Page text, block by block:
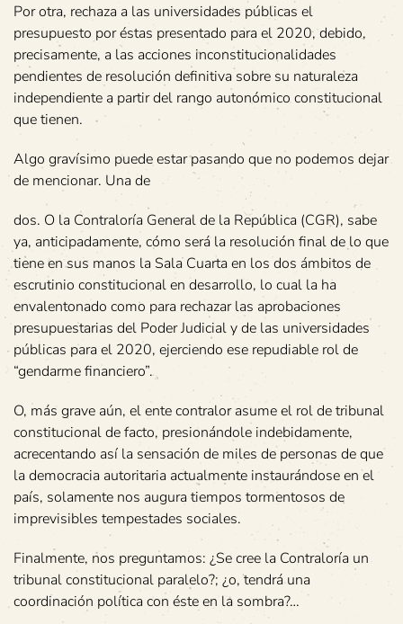
Por otra, rechaza a las universidades públicas el
presupuesto por éstas presentado para el 2020, debido,
precisamente, a las acciones inconstitucionalidades
pendientes de resolución definitiva sobre su naturaleza
independiente a partir del rango autonómico constitucional
que tienen.
Algo gravísimo puede estar pasando que no podemos dejar
de mencionar. Una de
dos. O la Contraloría General de la República (CGR), sabe
ya, anticipadamente, cómo será la resolución final de lo que
tiene en sus manos la Sala Cuarta en los dos ámbitos de
escrutinio constitucional en desarrollo, lo cual la ha
envalentonado como para rechazar las aprobaciones
presupuestarias del Poder Judicial y de las universidades
públicas para el 2020, ejerciendo ese repudiable rol de
“gendarme financiero”.
O, más grave aún, el ente contralor asume el rol de tribunal
constitucional de facto, presionándole indebidamente,
acrecentando así la sensación de miles de personas de que
la democracia autoritaria actualmente instaurándose en el
país, solamente nos augura tiempos tormentosos de
imprevisibles tempestades sociales.
Finalmente, nos preguntamos: ¿Se cree la Contraloría un
tribunal constitucional paralelo?; ¿o, tendrá una
coordinación política con éste en la sombra?…